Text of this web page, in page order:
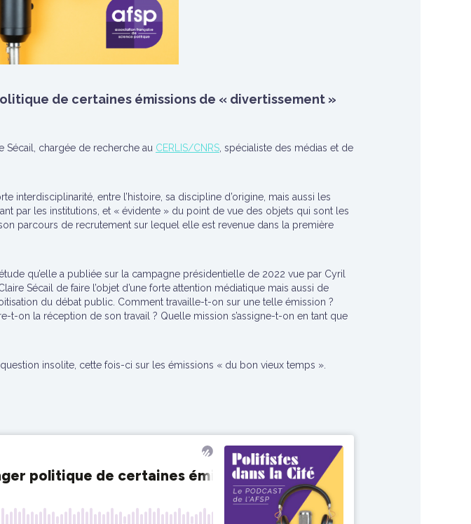
de certaines émissions de « divertissement »
Sécail, chargée de recherche au CERLIS/CNRS , spécialiste des médias et de
interdisciplinarité, entre l’histoire, sa discipline d’origine, mais aussi les
par les institutions, et « évidente » du point de vue des objets qui sont les
parcours de recrutement sur lequel elle est revenue dans la première
qu’elle a publiée sur la campagne présidentielle de 2022 vue par Cyril
Sécail de faire l’objet d’une forte attention médiatique mais aussi de
du débat public. Comment travaille-t-on sur une telle émission ?
on la réception de son travail ? Quelle mission s’assigne-t-on en tant que
insolite, cette fois-ci sur les émissions « du bon vieux temps ».